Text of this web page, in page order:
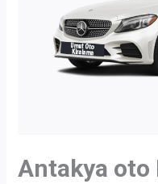
Antakya oto